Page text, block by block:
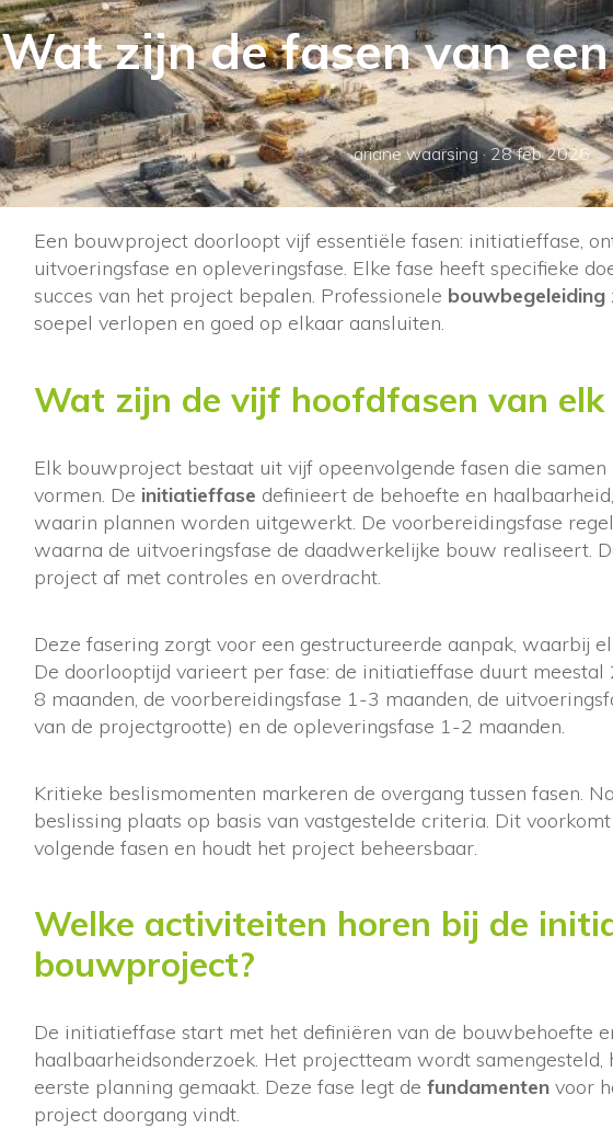
Wat zijn de fasen van
ariane waarsing·28 feb 2026
Een bouwproject doorloopt vijf essentiële fasen: initiatieffase,
uitvoeringsfase en opleveringsfase. Elke fase heeft specifieke
succes van het project bepalen. Professionele bouwbegeleiding
soepel verlopen en goed op elkaar aansluiten.
Wat zijn de vijf hoofdfasen van
Elk bouwproject bestaat uit vijf opeenvolgende fasen die
vormen. De initiatieffase definieert de behoefte en
waarin plannen worden uitgewerkt. De voorbereidingsfase
waarna de uitvoeringsfase de daadwerkelijke bouw realiseert.
project af met controles en overdracht.
Deze fasering zorgt voor een gestructureerde aanpak, waarbij
De doorlooptijd varieert per fase: de initiatieffase duurt
8 maanden, de voorbereidingsfase 1-3 maanden, de
van de projectgrootte) en de opleveringsfase 1-2 maanden.
Kritieke beslismomenten markeren de overgang tussen fasen.
beslissing plaats op basis van vastgestelde criteria. Dit
volgende fasen en houdt het project beheersbaar.
Welke activiteiten horen bij de
bouwproject?
De initiatieffase start met het definiëren van de bouwbehoefte
haalbaarheidsonderzoek. Het projectteam wordt samengesteld,
eerste planning gemaakt. Deze fase legt de fundamenten voor
project doorgang vindt.